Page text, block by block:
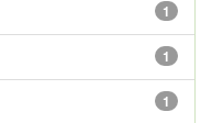
1
1
1